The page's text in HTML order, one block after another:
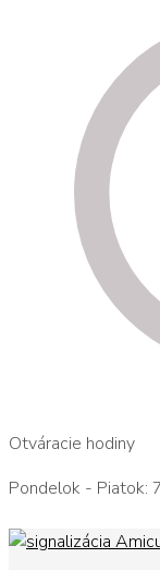
Otváracie hodiny
Pondelok - Piatok: